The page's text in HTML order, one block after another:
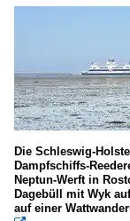
Die Schleswig-
Dampfschiffs-
Neptun-Werft in
Dagebüll mit Wyk
auf einer